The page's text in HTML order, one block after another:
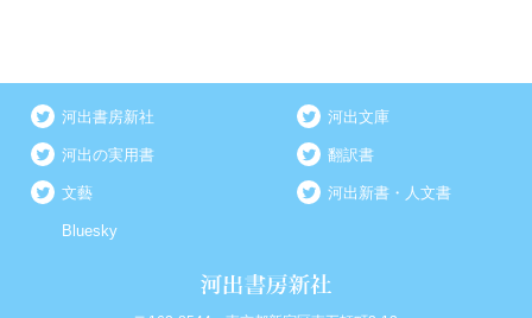
河出書房新社 河出文庫
河出の実用書 翻訳書
文藝 河出新書・人文書
Bluesky